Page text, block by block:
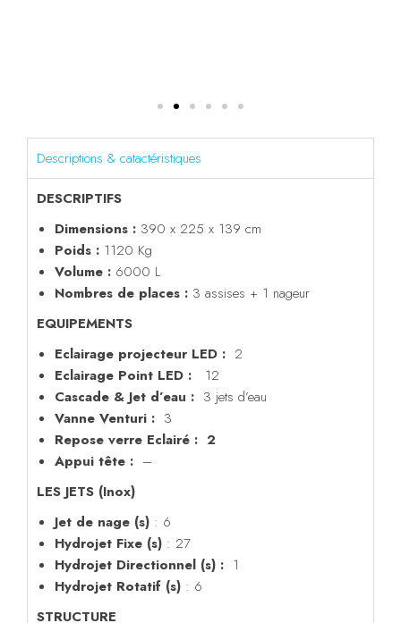
Descriptions & catactéristiques
DESCRIPTIFS
Dimensions : 390 x 225 x 139 cm
Poids : 1120 Kg
Volume : 6000 L
Nombres de places : 3 assises + 1 nageur
EQUIPEMENTS
Eclairage projecteur LED : 2
Eclairage Point LED :
12
Cascade & Jet d’eau : 3 jets d’eau
Vanne Venturi : 3
Repose verre Eclairé : 2
Appui tête : –
LES JETS (Inox)
Jet de nage (s) : 6
Hydrojet Fixe (s) : 27
Hydrojet Directionnel (s) : 1
Hydrojet Rotatif (s) : 6
STRUCTURE